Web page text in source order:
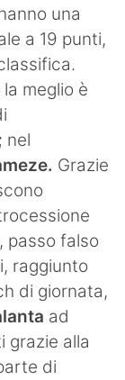
una
a 19 punti,
meglio è
nel
Grazie
passo falso
raggiunto
di giornata,
ad
grazie alla
di